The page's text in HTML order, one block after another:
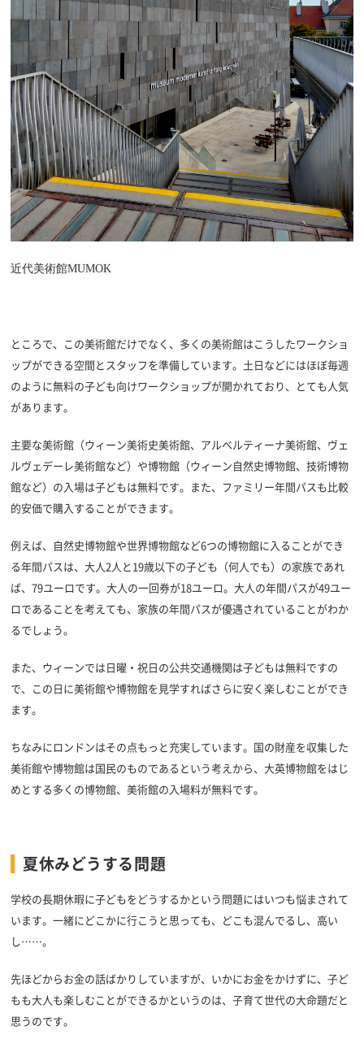
近代美術館MUMOK
ところで、この美術館だけでなく、多くの美術館はこうしたワークショ
ップができる空間とスタッフを準備しています。土日などにはほぼ毎週
のように無料の子ども向けワークショップが開かれており、とても人気
があります。
主要な美術館（ウィーン美術史美術館、アルベルティーナ美術館、ヴェ
ルヴェデーレ美術館など）や博物館（ウィーン自然史博物館、技術博物
館など）の入場は子どもは無料です。また、ファミリー年間パスも比較
的安価で購入することができます。
例えば、自然史博物館や世界博物館など6つの博物館に入ることができ
る年間パスは、大人2人と19歳以下の子ども（何人でも）の家族であれ
ば、79ユーロです。大人の一回券が18ユーロ。大人の年間パスが49ユー
ロであることを考えても、家族の年間パスが優遇されていることがわか
るでしょう。
また、ウィーンでは日曜・祝日の公共交通機関は子どもは無料ですの
で、この日に美術館や博物館を見学すればさらに安く楽しむことができ
ます。
ちなみにロンドンはその点もっと充実しています。国の財産を収集した
美術館や博物館は国民のものであるという考えから、大英博物館をはじ
めとする多くの博物館、美術館の入場料が無料です。
夏休みどうする問題
学校の長期休暇に子どもをどうするかという問題にはいつも悩まされて
います。一緒にどこかに行こうと思っても、どこも混んでるし、高い
し……。
先ほどからお金の話ばかりしていますが、いかにお金をかけずに、子ど
もも大人も楽しむことができるかというのは、子育て世代の大命題だと
思うのです。